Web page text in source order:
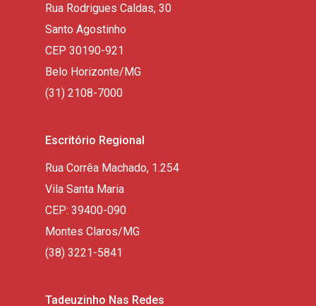
Rua Rodrigues Caldas, 30
Santo Agostinho
CEP 30190-921
Belo Horizonte/MG
(31) 2108-7000
Escritório Regional
Rua Corrêa Machado, 1.254
Vila Santa Maria
CEP: 39400-090
Montes Claros/MG
(38) 3221-5841
Tadeuzinho Nas Redes